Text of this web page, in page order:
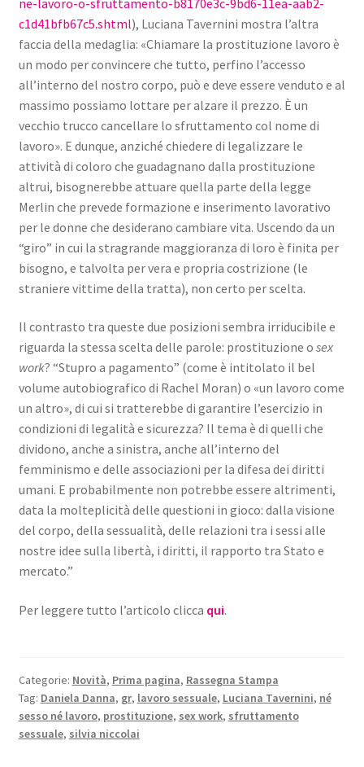
c1d41bfb67c5.shtml), Luciana Tavernini mostra l’altra
faccia della medaglia: «Chiamare la prostituzione lavoro è
un modo per convincere che tutto, perfino l’accesso
all’interno del nostro corpo, può e deve essere venduto e al
massimo possiamo lottare per alzare il prezzo. È un
vecchio trucco cancellare lo sfruttamento col nome di
lavoro». E dunque, anziché chiedere di legalizzare le
attività di coloro che guadagnano dalla prostituzione
altrui, bisognerebbe attuare quella parte della legge
Merlin che prevede formazione e inserimento lavorativo
per le donne che desiderano cambiare vita. Uscendo da un
“giro” in cui la stragrande maggioranza di loro è finita per
bisogno, e talvolta per vera e propria costrizione (le
straniere vittime della tratta), non certo per scelta.
Il contrasto tra queste due posizioni sembra irriducibile e
riguarda la stessa scelta delle parole: prostituzione o sex
work? “Stupro a pagamento” (come è intitolato il bel
volume autobiografico di Rachel Moran) o «un lavoro come
un altro», di cui si tratterebbe di garantire l’esercizio in
condizioni di legalità e sicurezza? Il tema è di quelli che
dividono, anche a sinistra, anche all’interno del
femminismo e delle associazioni per la difesa dei diritti
umani. E probabilmente non potrebbe essere altrimenti,
data la molteplicità delle questioni in gioco: dalla visione
del corpo, della sessualità, delle relazioni tra i sessi alle
nostre idee sulla libertà, i diritti, il rapporto tra Stato e
mercato.”
Per leggere tutto l’articolo clicca qui.
Categorie: Novità, Prima pagina, Rassegna Stampa
Tag: Daniela Danna, gr, lavoro sessuale, Luciana Tavernini, né
sesso né lavoro, prostituzione, sex work, sfruttamento
sessuale, silvia niccolai